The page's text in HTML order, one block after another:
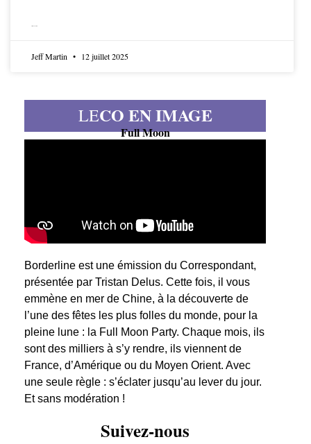
Jeff Martin 12 juillet 2025
LECO EN IMAGE
Full Moon
Borderline est une émission du Correspondant,
présentée par Tristan Delus. Cette fois, il vous
emmène en mer de Chine, à la découverte de
l’une des fêtes les plus folles du monde, pour la
pleine lune : la Full Moon Party. Chaque mois, ils
sont des milliers à s’y rendre, ils viennent de
France, d’Amérique ou du Moyen Orient. Avec
une seule règle : s’éclater jusqu’au lever du jour.
Et sans modération !
Suivez-nous